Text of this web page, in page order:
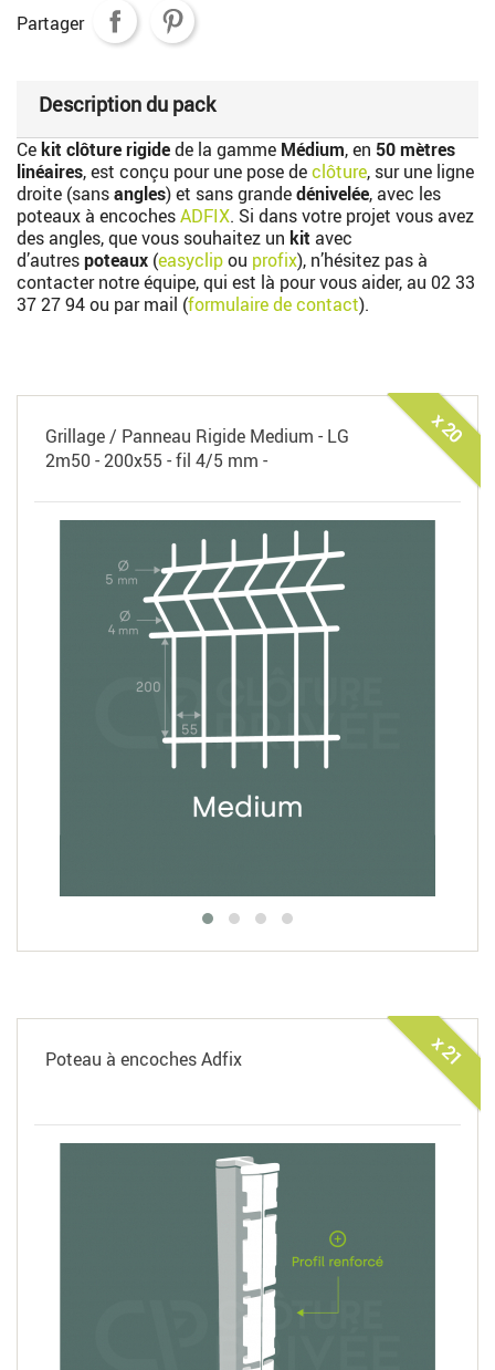
Partager
Description du pack
Cekit clôture rigidede la gamme Médium, en 50 mètres
linéaires, est conçu pour une pose declôture, sur une ligne
droite (sansangles) et sans grandedénivelée, avec les
poteaux à encochesADFIX. Si dans votre projet vous avez
des angles, que vous souhaitez un kit avec
d’autrespoteaux (easyclipou profix), n’hésitez pas à
contacter notre équipe, qui est là pour vous aider, au 02 33
37 27 94ou par mail (formulaire de contact).
x 20
Grillage / Panneau Rigide Medium - LG
2m50 - 200x55 - fil 4/5 mm -
x 21
Poteau à encoches Adfix